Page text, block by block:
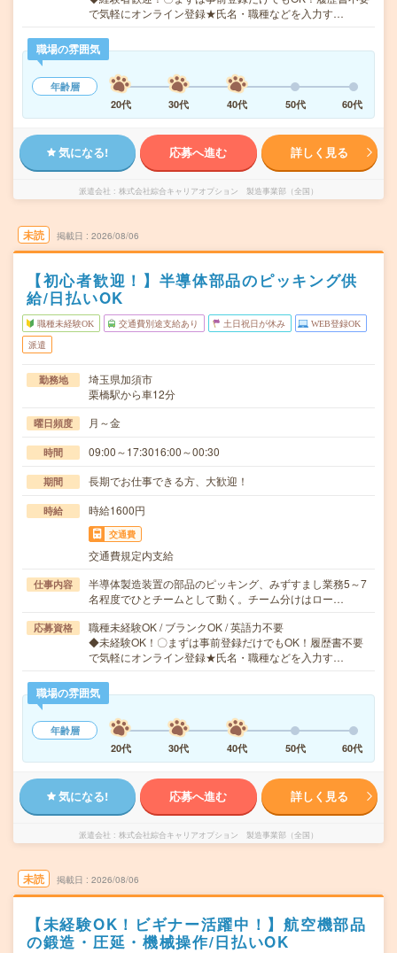
で気軽にオンライン登録★氏名・職種などを入力す…
職場の雰囲気
年齢層
20代
30代 40代 50代 60代
気になる! 応募へ進む 詳しく見る
派遣会社 株式会社綜合キャリアオプション 製造事業部（全国）
未読 掲載日 2026/08/06
【初心者歓迎！】半導体部品のピッキング供
給/日払いOK
職種未経験OK 交通費別途支給あり 土日祝日が休み WEB登録OK
派遣
勤務地
埼玉県加須市
栗橋駅から車12分
曜日頻度 月～金
時間 09:00～17:3016:00～00:30
期間 長期でお仕事できる方、大歓迎！
時給 時給1600円
交通費
交通費規定内支給
仕事内容
半導体製造装置の部品のピッキング、みずすまし業務5～7
名程度でひとチームとして動く。チーム分けはロー…
応募資格
職種未経験OK / ブランクOK / 英語力不要
◆未経験OK！〇まずは事前登録だけでもOK！履歴書不要
で気軽にオンライン登録★氏名・職種などを入力す…
職場の雰囲気
年齢層
20代
30代 40代 50代 60代
気になる! 応募へ進む 詳しく見る
派遣会社 株式会社綜合キャリアオプション 製造事業部（全国）
未読 掲載日 2026/08/06
【未経験OK！ビギナー活躍中！】航空機部品
の鍛造・圧延・機械操作/日払いOK